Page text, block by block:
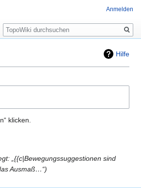
Hilfe
klicken.
„{{c|Bewegungssuggestionen sind
Ausmaß…“
Anmelden
Suche